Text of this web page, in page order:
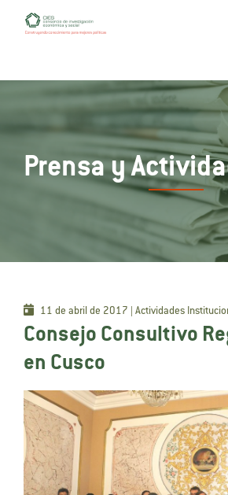
Prensa y
11 de abril de 2017 | Actividades
Consejo Consultivo
en Cusco